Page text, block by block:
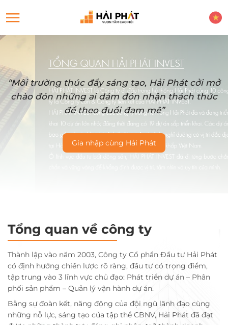
“Môi trường thúc đẩy sáng tạo, Hải Phát cởi mở
chào đón những ai dám đón nhận thách thức
để theo đuổi đam mê”
Gia nhập cùng Hải Phát
Tổng quan về công ty
Thành lập vào năm 2003, Công ty Cổ phần Đầu tư Hải Phát
có định hướng chiến lược rõ ràng, đầu tư có trọng điểm,
tập trung vào 3 lĩnh vực chủ đạo: Phát triển dự án – Phân
phối sản phẩm – Quản lý vận hành dự án.
Bằng sự đoàn kết, năng động của đội ngũ lãnh đạo cùng
những nỗ lực, sáng tạo của tập thể CBNV, Hải Phát đã đạt